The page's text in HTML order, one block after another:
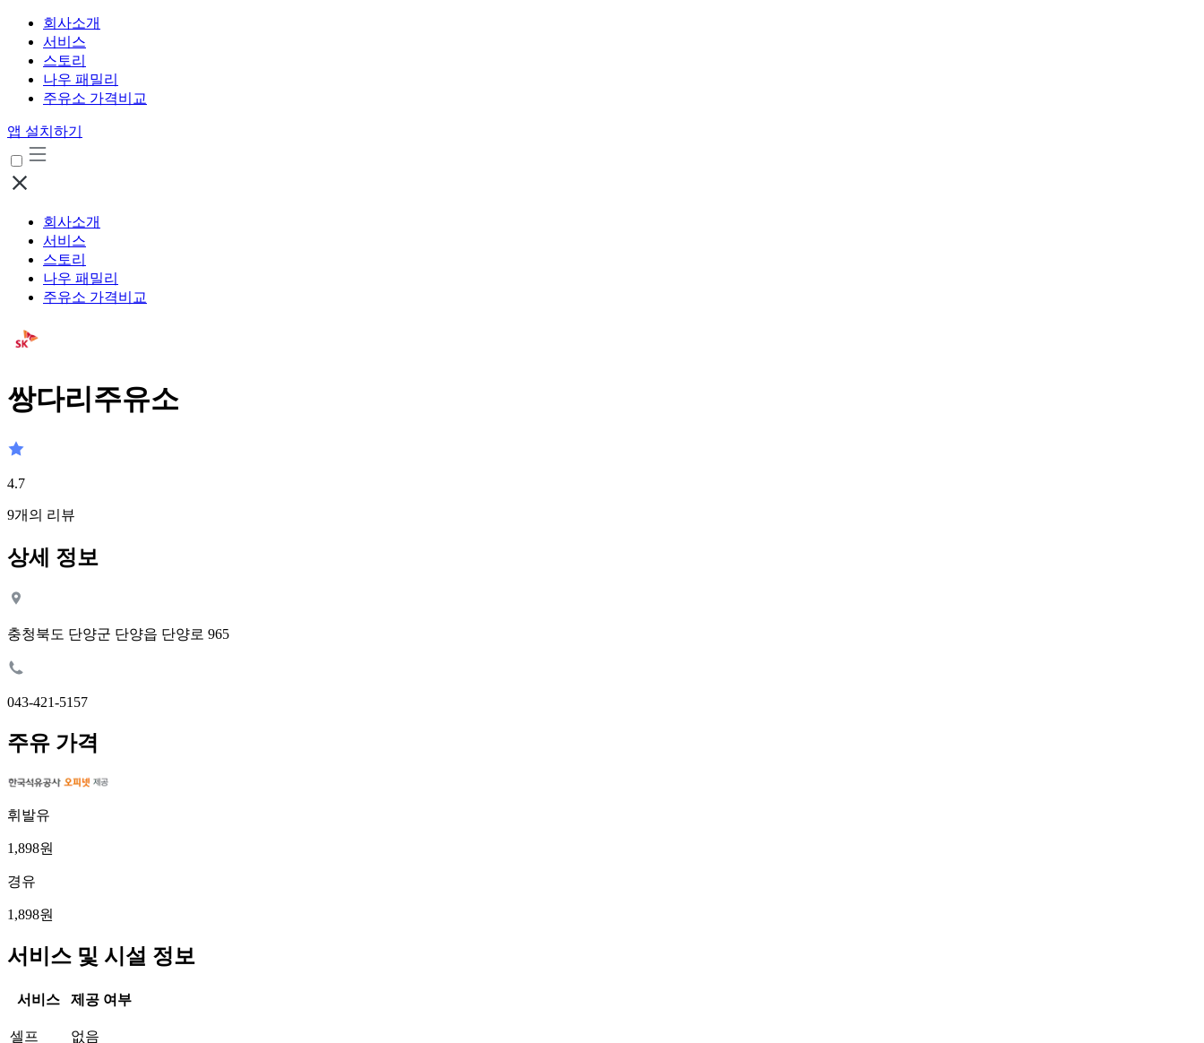
회사소개
서비스
스토리
나우 패밀리
주유소 가격비교
앱 설치하기
회사소개
서비스
스토리
나우 패밀리
주유소 가격비교
쌍다리주유소
4.7
9개의 리뷰
상세 정보
충청북도 단양군 단양읍 단양로 965
043-421-5157
주유 가격
휘발유
1,898원
경유
1,898원
서비스 및 시설 정보
서비스 제공 여부
셀프 없음